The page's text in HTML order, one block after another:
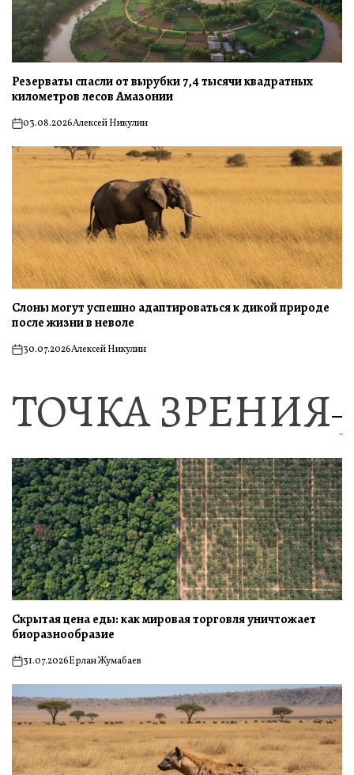
Резерваты спасли от вырубки 7,4 тысячи квадратных
километров лесов Амазонии
on03.08.2026Алексей Никулин
Слоны могут успешно адаптироваться к дикой природе
после жизни в неволе
on30.07.2026Алексей Никулин
ТОЧКА ЗРЕНИЯ
Скрытая цена еды: как мировая торговля уничтожает
биоразнообразие
on31.07.2026Ерлан Жумабаев